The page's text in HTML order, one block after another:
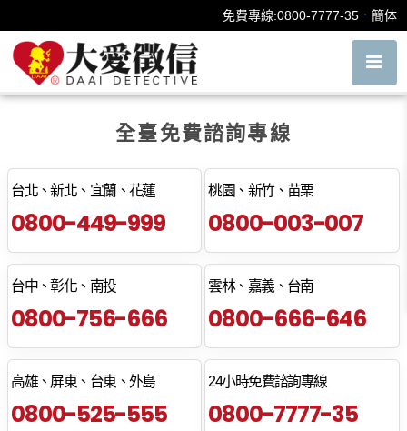
免費專線:0800-7777-35． 簡体
全臺免費諮詢專線
台北、新北、宜蘭、花蓮
0800-449-999
桃園、新竹、苗栗
0800-003-007
台中、彰化、南投
0800-756-666
雲林、嘉義、台南
0800-666-646
高雄、屏東、台東、外島
0800-525-555
24小時免費諮詢專線
0800-7777-35